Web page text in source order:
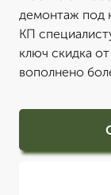
демонтаж под
КП
ключ скидка
вополнено